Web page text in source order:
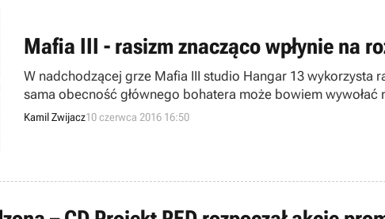
Mafia III - rasizm znacząco wpłynie na
W nadchodzącej grze Mafia III studio Hangar 13
sama obecność głównego bohatera może bowiem
nie będzie on robił nic nielegalnego.
Kamil Zwijacz10 czerwca 2016 16:50